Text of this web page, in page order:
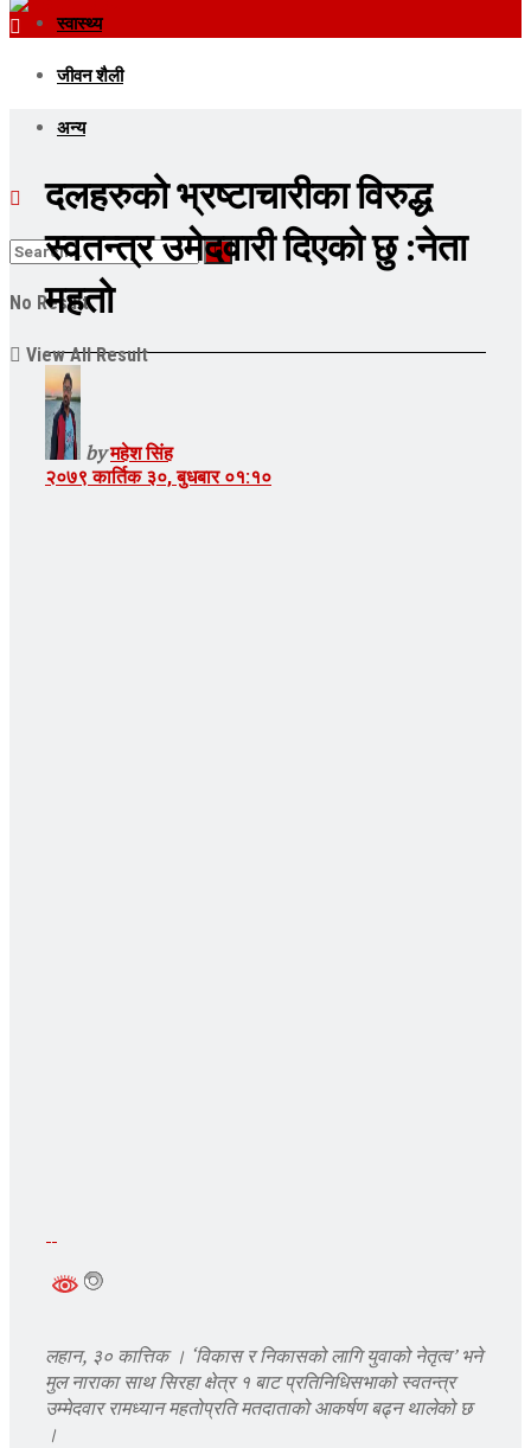
स्वास्थ्य
जीवन शैली
अन्य
No Result
View All Result
दलहरुको भ्रष्टाचारीका विरुद्ध
स्वतन्त्र उमेदवारी दिएको छु :नेता
महतो
by महेश सिंह
२०७९ कार्तिक ३०, बुधबार ०१:१०
लहान, ३० कात्तिक । ‘विकास र निकासको लागि युवाको नेतृत्व’ भने
मुल नाराका साथ सिरहा क्षेत्र १ बाट प्रतिनिधिसभाको स्वतन्त्र
उम्मेदवार रामध्यान महतोप्रति मतदाताको आकर्षण बढ्न थालेको छ
।